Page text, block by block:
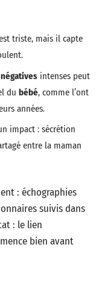
triste, mais il capte
intenses peut
du bébé, comme l’ont
années.
impact : sécrétion
entre la maman
: échographies
suivis dans
: le lien
bien avant